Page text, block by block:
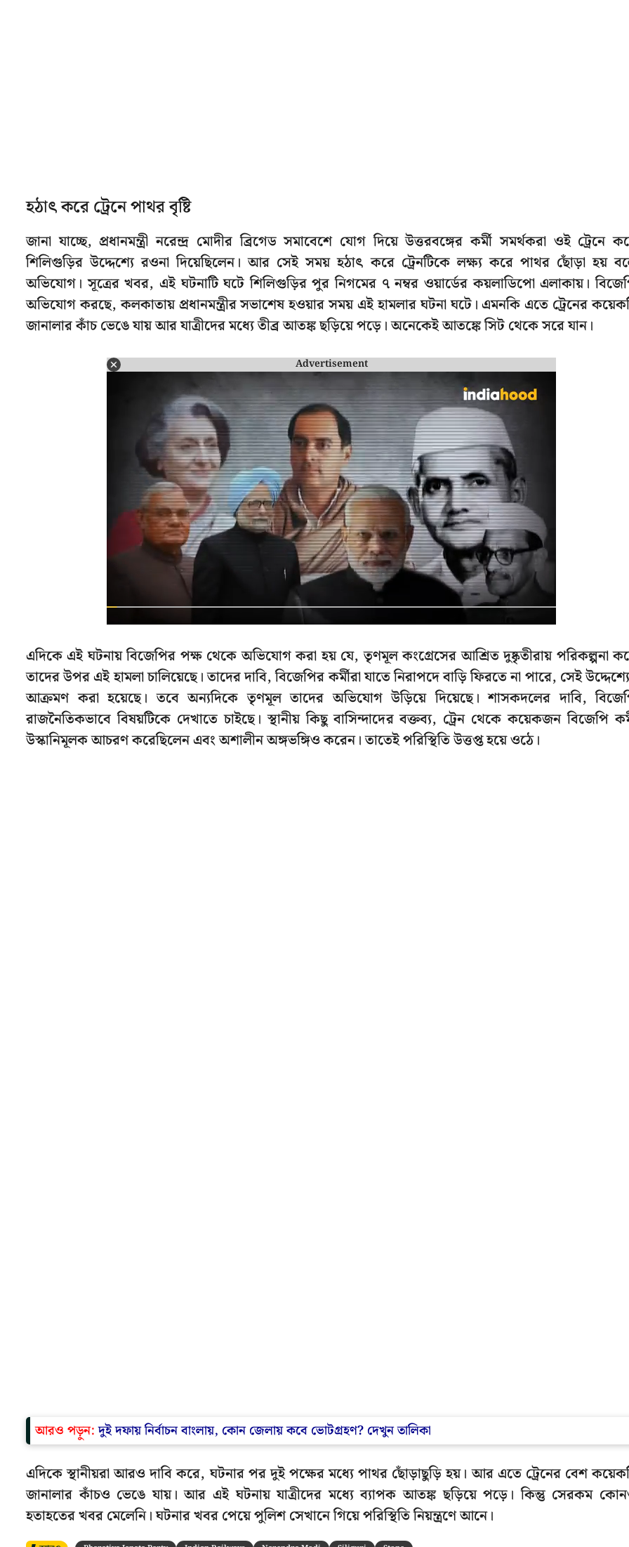
হঠাৎ করে ট্রেনে পাথর বৃষ্টি
জানা যাচ্ছে, প্রধানমন্ত্রী নরেন্দ্র মোদীর ব্রিগেড সমাবেশে যোগ দিয়ে উত্তরবঙ্গের কর্মী সমর্থকরা ওই ট্রেনে
শিলিগুড়ির উদ্দেশ্যে রওনা দিয়েছিলেন। আর সেই সময় হঠাৎ করে ট্রেনটিকে লক্ষ্য করে পাথর ছোঁড়া হয়
অভিযোগ। সূত্রের খবর, এই ঘটনাটি ঘটে শিলিগুড়ির পুর নিগমের ৭ নম্বর ওয়ার্ডের কয়লাডিপো এলাকায়।
অভিযোগ করছে, কলকাতায় প্রধানমন্ত্রীর সভাশেষ হওয়ার সময় এই হামলার ঘটনা ঘটে। এমনকি এতে ট্রেনের
জানালার কাঁচ ভেঙে যায় আর যাত্রীদের মধ্যে তীব্র আতঙ্ক ছড়িয়ে পড়ে। অনেকেই আতঙ্কে সিট থেকে সরে যান।
Advertisement
এদিকে এই ঘটনায় বিজেপির পক্ষ থেকে অভিযোগ করা হয় যে, তৃণমূল কংগ্রেসের আশ্রিত দুষ্কৃতীরায় পরিকল্পনা
তাদের উপর এই হামলা চালিয়েছে। তাদের দাবি, বিজেপির কর্মীরা যাতে নিরাপদে বাড়ি ফিরতে না পারে, সেই
আক্রমণ করা হয়েছে। তবে অন্যদিকে তৃণমূল তাদের অভিযোগ উড়িয়ে দিয়েছে। শাসকদলের দাবি,
রাজনৈতিকভাবে বিষয়টিকে দেখাতে চাইছে। স্থানীয় কিছু বাসিন্দাদের বক্তব্য, ট্রেন থেকে কয়েকজন বিজেপি
উস্কানিমূলক আচরণ করেছিলেন এবং অশালীন অঙ্গভঙ্গিও করেন। তাতেই পরিস্থিতি উত্তপ্ত হয়ে ওঠে।
আরও পড়ুন:দুই দফায় নির্বাচন বাংলায়, কোন জেলায় কবে ভোটগ্রহণ? দেখুন তালিকা
এদিকে স্থানীয়রা আরও দাবি করে, ঘটনার পর দুই পক্ষের মধ্যে পাথর ছোঁড়াছুড়ি হয়। আর এতে ট্রেনের বেশ
জানালার কাঁচও ভেঙে যায়। আর এই ঘটনায় যাত্রীদের মধ্যে ব্যাপক আতঙ্ক ছড়িয়ে পড়ে। কিন্তু সেরকম
হতাহতের খবর মেলেনি। ঘটনার খবর পেয়ে পুলিশ সেখানে গিয়ে পরিস্থিতি নিয়ন্ত্রণে আনে।